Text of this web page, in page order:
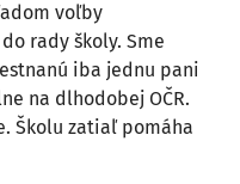
voľby
rady školy. Sme
iba jednu pani
na dlhodobej OČR.
Školu zatiaľ pomáha